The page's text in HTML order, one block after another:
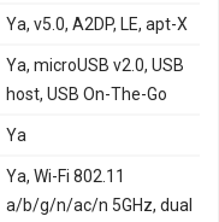
Ya, v5.0, A2DP, LE, apt-X
Ya, microUSB v2.0, USB
host, USB On-The-Go
Ya
Ya, Wi-Fi 802.11
a/b/g/n/ac/n 5GHz, dual